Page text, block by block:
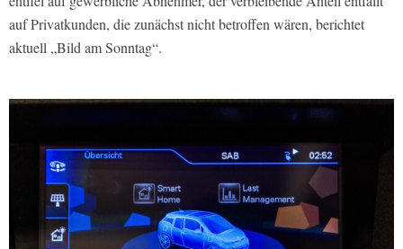
auf Privatkunden, die zunächst nicht betroffen wären, berichtet
aktuell „Bild am Sonntag“.